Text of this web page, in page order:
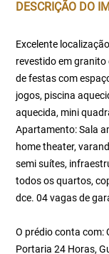
DESCRIÇÃO DO
Excelente
revestido em
de festas com
jogos, piscina
aquecida, mini
Apartamento: Sala
home theater,
semi suítes,
todos os quartos,
dce. 04 vagas de
O prédio conta com:
Portaria 24 Horas,